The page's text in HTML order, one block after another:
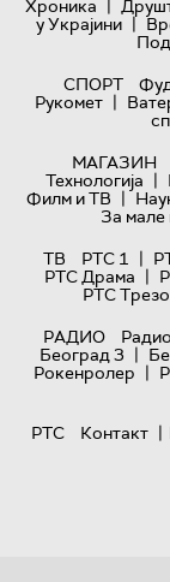
Хроника |
у Украјини |
СПОРТ
Рукомет |
МАГАЗИН
Технологијa |
Филм и ТВ |
За мале
ТВ
РТС 1 |
РТС Драма |
РТС
РАДИО
Београд 3 |
Рокенролер |
РТС
Контакт |